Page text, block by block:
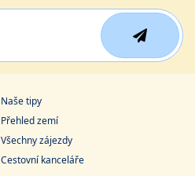
Naše tipy
Přehled zemí
Všechny zájezdy
Cestovní kanceláře